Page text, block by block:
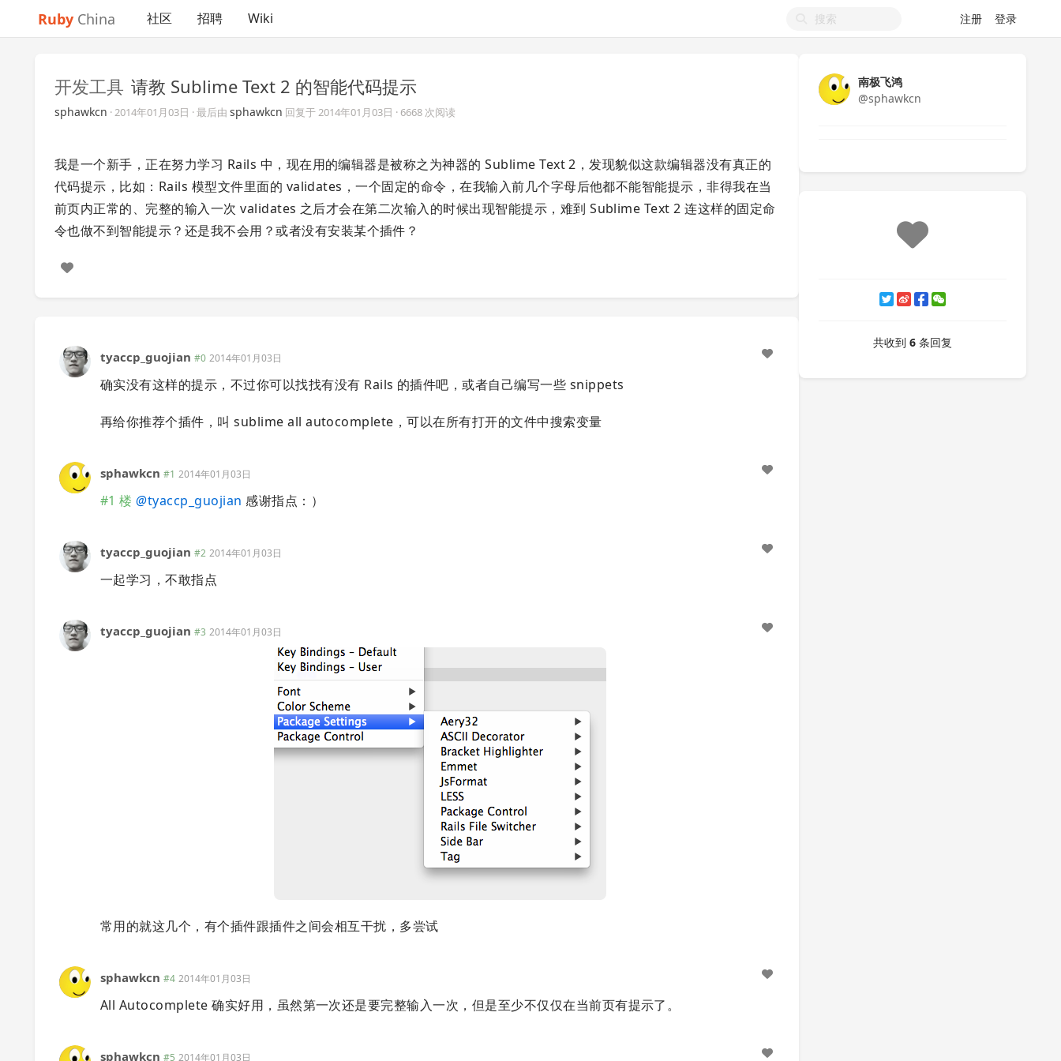
Ruby China 社区 招聘 Wiki 注册 登录
开发工具 请教 Sublime Text 2 的智能代码提示
sphawkcn ·2014年01月03日 · 最后由 sphawkcn 回复于2014年01月03日 · 6668 次阅读
我是一个新手，正在努力学习 Rails 中，现在用的编辑器是被称之为神器的 Sublime Text 2，发现貌似这款编辑器没有真正的
代码提示，比如：Rails 模型文件里面的 validates，一个固定的命令，在我输入前几个字母后他都不能智能提示，非得我在当
前页内正常的、完整的输入一次 validates 之后才会在第二次输入的时候出现智能提示，难到 Sublime Text 2 连这样的固定命
令也做不到智能提示？还是我不会用？或者没有安装某个插件？
tyaccp_guojian #0 2014年01月03日
确实没有这样的提示，不过你可以找找有没有 Rails 的插件吧，或者自己编写一些 snippets
再给你推荐个插件，叫 sublime all autocomplete，可以在所有打开的文件中搜索变量
sphawkcn #1 2014年01月03日
#1 楼 @tyaccp_guojian 感谢指点：）
tyaccp_guojian #2 2014年01月03日
一起学习，不敢指点
tyaccp_guojian #3 2014年01月03日
常用的就这几个，有个插件跟插件之间会相互干扰，多尝试
sphawkcn #4 2014年01月03日
All Autocomplete 确实好用，虽然第一次还是要完整输入一次，但是至少不仅仅在当前页有提示了。
sphawkcn #5 2014年01月03日
南极飞鸿
@sphawkcn
共收到 6 条回复